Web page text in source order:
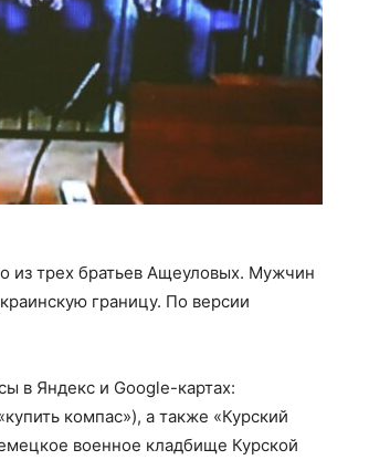
из трех братьев Ащеуловых. Мужчин
границу. По версии
в Яндекс и Google-картах:
компас»), а также «Курский
военное кладбище Курской